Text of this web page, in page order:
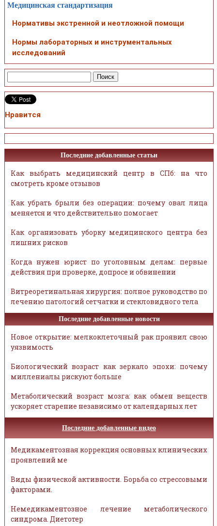
Медицинская стандартизация
Нормативы экстренной и неотложной помощи
Нормы лабораторных и инструментальных
исследований
Нравится
Последние добавленные статьи
Как выбрать медицинский центр в СПб: на что
смотреть кроме отзывов
Как убрать брыли без операции: почему овал лица
меняется и что действительно помогает
Как организовать уборку медицинского центра без
лишних рисков
Когда нужен юрист по уголовным делам: первые
действия при проверке, допросе и обвинении
Витреоретинальная хирургия: полное руководство по
лечению патологий сетчатки и стекловидного тела
Последние добавленные новости
Новое открытие: мелкоклеточный рак проявил свою
уязвимость
Биологический возраст как зеркало эпохи: почему
миллениалы рискуют больше
Метаболический возраст мозга: как обмен веществ
ускоряет старение независимо от календарных лет
Последние добавленные видео
Медикаментозная коррекция основных клинических
проявлений ме
Виды физической активности. Борьба со стрессовыми
факторами.
Немедикаментозное лечение метаболического
синдрома. Диетотер